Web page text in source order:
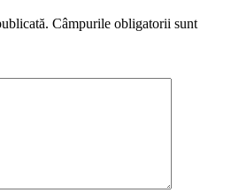
Câmpurile obligatorii sunt